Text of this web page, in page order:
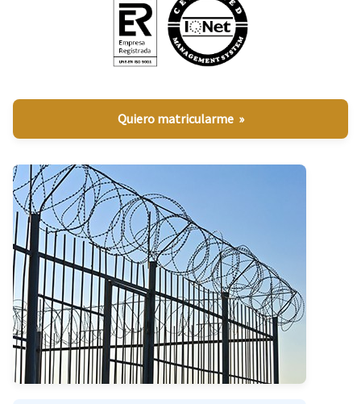
Quiero matricularme »